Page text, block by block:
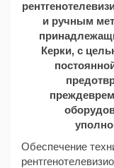
и ручным
Керки, с
Обеспечение